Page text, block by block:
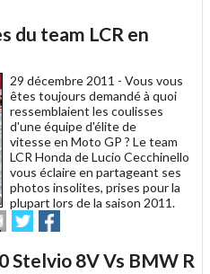
du team LCR en
29 décembre 2011 - Vous vous
êtes toujours demandé à quoi
ressemblaient les coulisses
d'une équipe d'élite de
vitesse en Moto GP ? Le team
LCR Honda de Lucio Cecchinello
vous éclaire en partageant ses
photos insolites, prises pour la
plupart lors de la saison 2011.
EnvoyerPartager
sur sur
Stelvio 8V Vs BMW R